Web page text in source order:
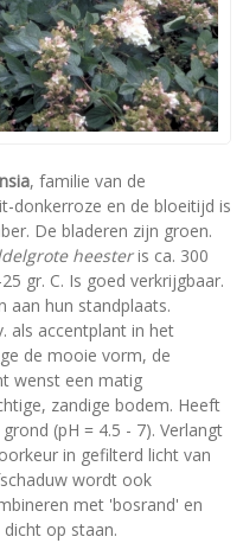
, familie van de
donkerroze en de bloeitijd is
De bladeren zijn groen.
heesteris ca. 300
gr. C. Is goed verkrijgbaar.
aan hun standplaats.
als accentplant in het
de mooie vorm, de
wenst een matig
zandige bodem. Heeft
(pH = 4.5 - 7). Verlangt
in gefilterd licht van
wordt ook
met 'bosrand' en
op staan.